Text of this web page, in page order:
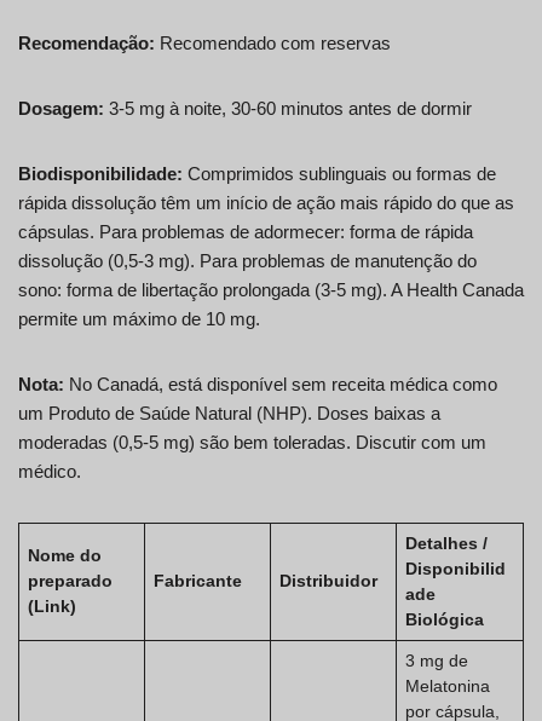
Recomendação: Recomendado com reservas
Dosagem: 3-5 mg à noite, 30-60 minutos antes de dormir
Biodisponibilidade: Comprimidos sublinguais ou formas de
rápida dissolução têm um início de ação mais rápido do que as
cápsulas. Para problemas de adormecer: forma de rápida
dissolução (0,5-3 mg). Para problemas de manutenção do
sono: forma de libertação prolongada (3-5 mg). A Health Canada
permite um máximo de 10 mg.
Nota: No Canadá, está disponível sem receita médica como
um Produto de Saúde Natural (NHP). Doses baixas a
moderadas (0,5-5 mg) são bem toleradas. Discutir com um
médico.
Nome do
preparado
(Link)
Fabricante Distribuidor
Detalhes /
Disponibilid
ade
Biológica
3 mg de
Melatonina
por cápsula,